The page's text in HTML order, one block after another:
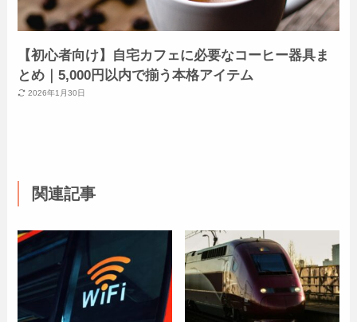
【初心者向け】自宅カフェに必要なコーヒー器具ま
とめ｜5,000円以内で揃う本格アイテム
2026年1月30日
関連記事